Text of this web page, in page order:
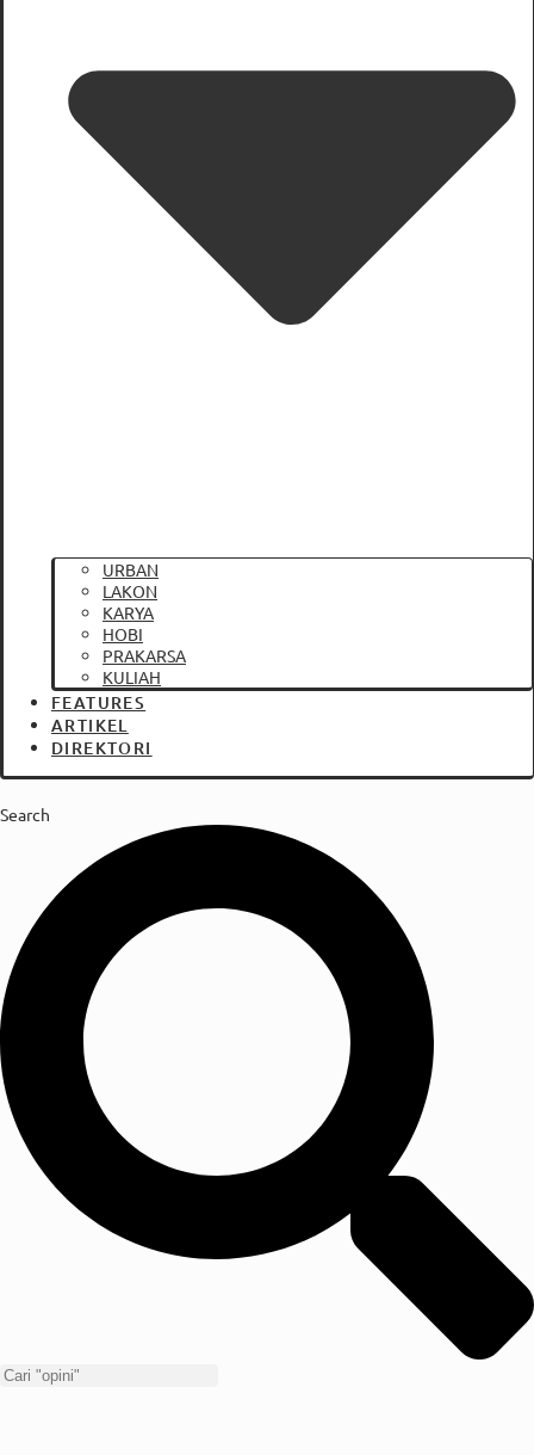
URBAN
LAKON
KARYA
HOBI
PRAKARSA
KULIAH
FEATURES
ARTIKEL
DIREKTORI
Search